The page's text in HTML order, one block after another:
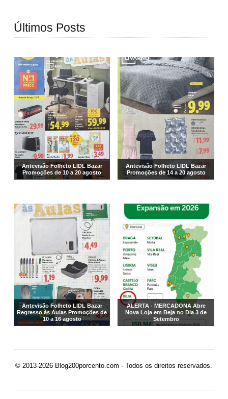
Últimos Posts
Antevisão Folheto LIDL Bazar
Promoções de 10 a 20 agosto
Antevisão Folheto LIDL Bazar
Promoções de 14 a 20 agosto
Antevisão Folheto LIDL Bazar
Regresso às Aulas Promoções de
10 a 16 agosto
ALERTA - MERCADONA Abre
Nova Loja em Beja no Dia 3 de
Setembro
© 2013-2026 Blog200porcento.com - Todos os direitos reservados.